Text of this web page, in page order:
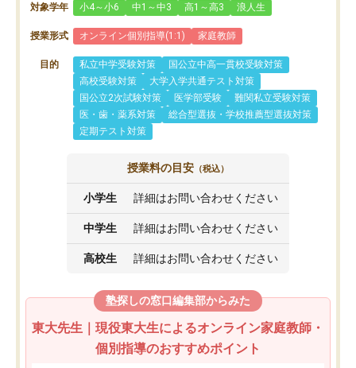
対象学年 小4～小6 中1～中3 高1～高3 浪人生
授業形式 オンライン個別指導(1:1) 家庭教師
目的 私立中学受験対策
国公立中高一貫校受験対策
高校受験対策
大学入学共通テスト対策
国公立2次試験対策
医学部受験
難関私立受験対策
医・歯・薬系対策
総合型選抜・学校推薦型選抜対策
定期テスト対策
授業料の目安 （税込）
小学生 詳細はお問い合わせください
中学生 詳細はお問い合わせください
高校生 詳細はお問い合わせください
塾探しの窓口編集部からみた
東大先生｜現役東大生によるオンライン家庭教師・
個別指導のおすすめポイント